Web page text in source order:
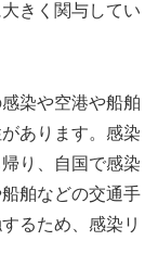
きく関与してい
染や空港や船舶
あります。感染
り、自国で感染
舶などの交通手
るため、感染リ